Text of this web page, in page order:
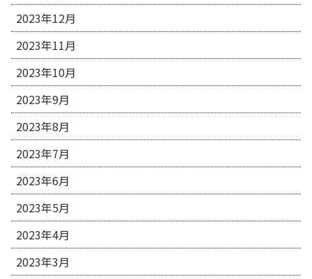
2023年12月
2023年11月
2023年10月
2023年9月
2023年8月
2023年7月
2023年6月
2023年5月
2023年4月
2023年3月